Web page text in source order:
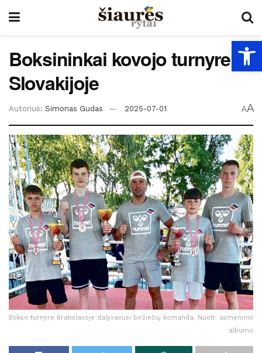
Boksininkai kovojo turnyre
Slovakijoje
Autorius: Simonas Gudas 2025-07-01 AA
Bokso turnyre Bratislavoje dalyvavusi biržiečių komanda. Nuotr. asmeninio
albumo